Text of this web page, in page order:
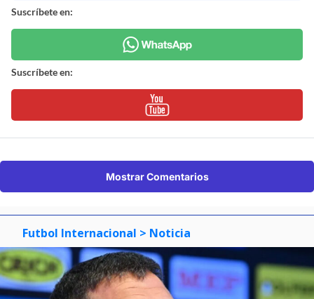
Suscríbete en:
Suscríbete en:
Mostrar Comentarios
Futbol Internacional > Noticia